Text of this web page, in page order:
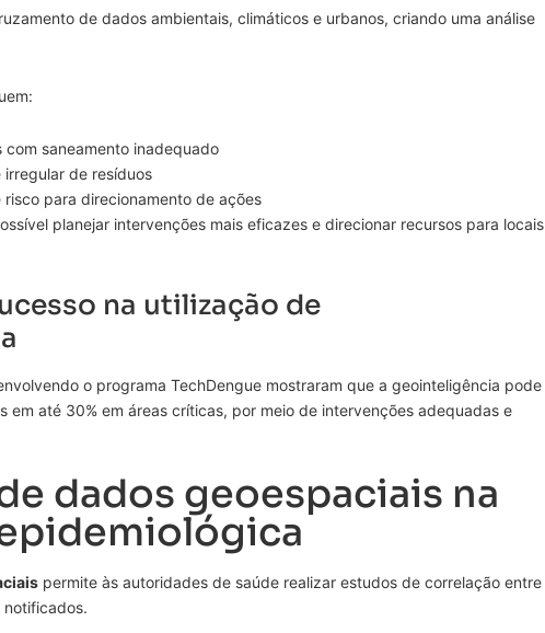
de dados ambientais, climáticos e urbanos, criando uma análise
saneamento inadequado
de resíduos
risco para direcionamento de ações
planejar intervenções mais eficazes e direcionar recursos para locais
na utilização de
o programa TechDengue mostraram que a geointeligência pode
em até 30% em áreas críticas, por meio de intervenções adequadas e
dados geoespaciais na
permite às autoridades de saúde realizar estudos de correlação entre